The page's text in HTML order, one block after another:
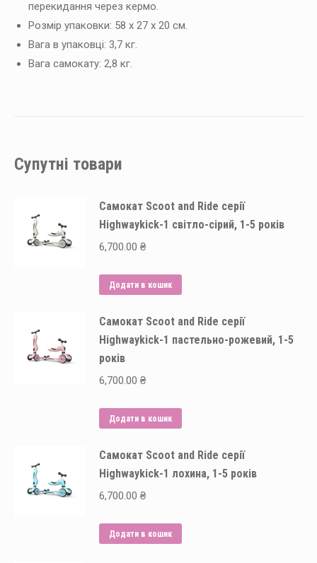
перекидання через кермо.
Розмір упаковки: 58 ​​х 27 х 20 см.
Вага в упаковці: 3,7 кг.
Вага самокату: 2,8 кг.
Супутні товари
Самокат Scoot and Ride серії
Highwaykick-1 світло-сірий, 1-5 років
6,700.00 ₴
Додати в кошик
Самокат Scoot and Ride серії
Highwaykick-1 пастельно-рожевий, 1-5
років
6,700.00 ₴
Додати в кошик
Самокат Scoot and Ride серії
Highwaykick-1 лохина, 1-5 років
6,700.00 ₴
Додати в кошик